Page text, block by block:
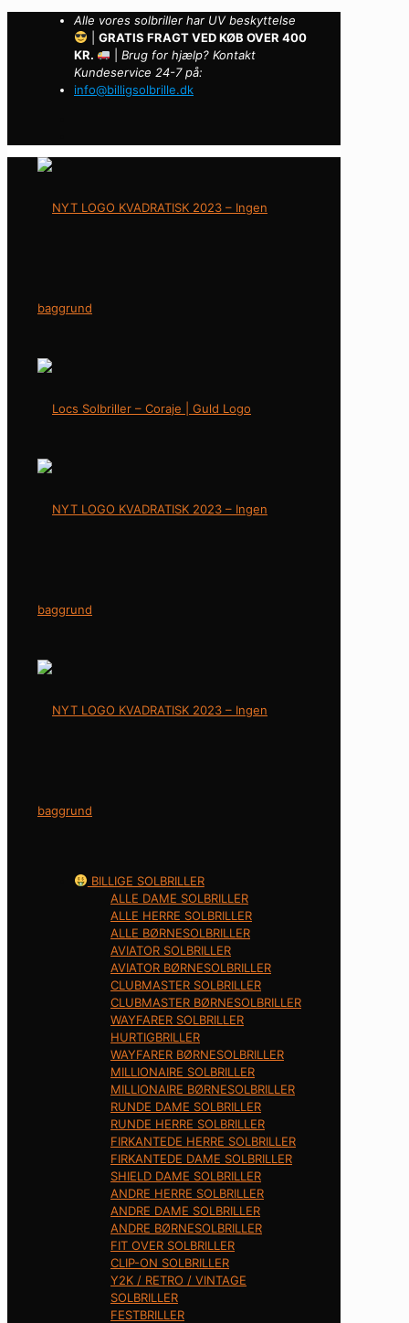
Alle vores solbriller har UV beskyttelse
GRATIS FRAGT VED KØB OVER 400
KR.
Brug for hjælp? Kontakt
Kundeservice 24-7 på:
info@billigsolbrille.dk
BILLIGE SOLBRILLER
ALLE DAME SOLBRILLER
ALLE HERRE SOLBRILLER
ALLE BØRNESOLBRILLER
AVIATOR SOLBRILLER
AVIATOR BØRNESOLBRILLER
CLUBMASTER SOLBRILLER
CLUBMASTER BØRNESOLBRILLER
WAYFARER SOLBRILLER
HURTIGBRILLER
WAYFARER BØRNESOLBRILLER
MILLIONAIRE SOLBRILLER
MILLIONAIRE BØRNESOLBRILLER
RUNDE DAME SOLBRILLER
RUNDE HERRE SOLBRILLER
FIRKANTEDE HERRE SOLBRILLER
FIRKANTEDE DAME SOLBRILLER
SHIELD DAME SOLBRILLER
ANDRE HERRE SOLBRILLER
ANDRE DAME SOLBRILLER
ANDRE BØRNESOLBRILLER
FIT OVER SOLBRILLER
CLIP-ON SOLBRILLER
Y2K / RETRO / VINTAGE
SOLBRILLER
FESTBRILLER